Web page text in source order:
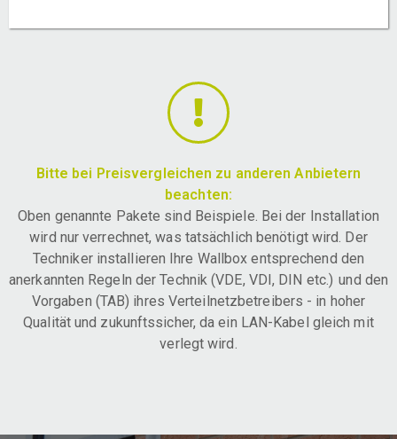
Bitte bei Preisvergleichen zu anderen Anbietern
beachten:
Oben genannte Pakete sind Beispiele. Bei der Installation
wird nur verrechnet, was tatsächlich benötigt wird. Der
Techniker installieren Ihre Wallbox entsprechend den
anerkannten Regeln der Technik (VDE, VDI, DIN etc.) und den
Vorgaben (TAB) ihres Verteilnetzbetreibers - in hoher
Qualität und zukunftssicher, da ein LAN-Kabel gleich mit
verlegt wird.